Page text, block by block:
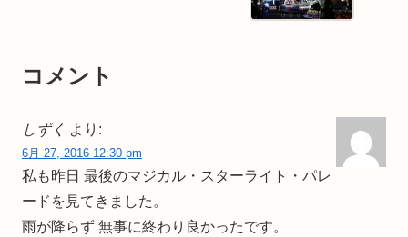
コメント
しずく より:
6月 27, 2016 12:30 pm
私も昨日 最後のマジカル・スターライト・パレ
ードを見てきました。
雨が降らず 無事に終わり良かったです。